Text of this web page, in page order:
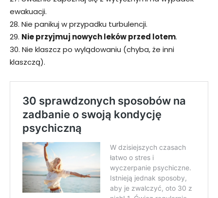
ewakuacji.
28. Nie panikuj w przypadku turbulencji.
29. Nie przyjmuj nowych leków przed lotem.
30. Nie klaszcz po wylądowaniu (chyba, że inni
klaszczą).